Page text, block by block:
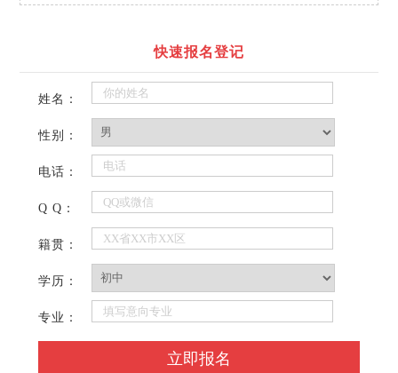
快速报名登记
姓名：
性别：
电话：
Q Q：
籍贯：
学历：
专业：